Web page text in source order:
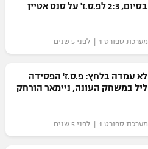
בסיום, 2:3 לפ.ס.ז' על סנט אטיין
מערכת ספורט 1 | לפני 5 שנים
לא עמדה בלחץ: פ.ס.ז' הפסידה
ליל במשחק העונה, ניימאר הורחק
מערכת ספורט 1 | לפני 5 שנים